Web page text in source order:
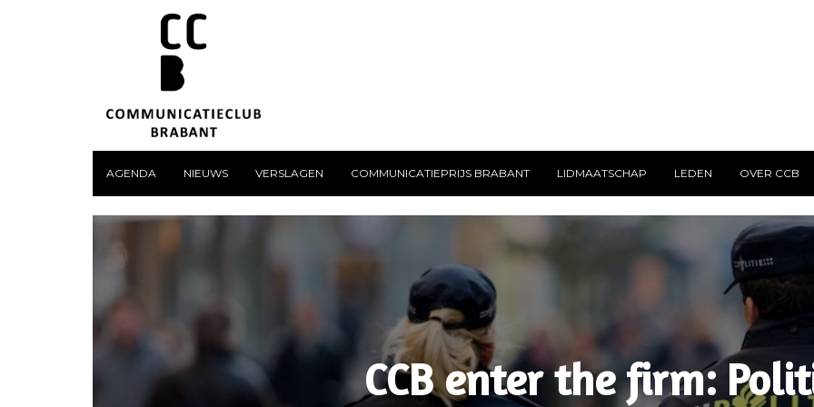
AGENDA NIEUWS VERSLAGEN COMMUNICATIEPRIJS BRABANT LIDMAATSCHAP LEDEN OVER CCB
CCB enter the firm: